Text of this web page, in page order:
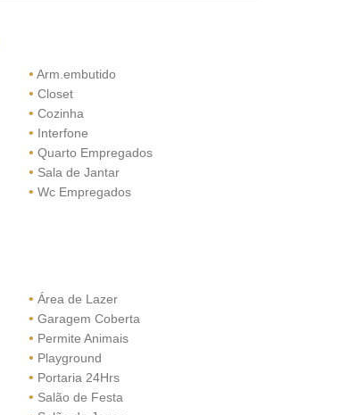
• Arm.embutido
• Closet
• Cozinha
• Interfone
• Quarto Empregados
• Sala de Jantar
• Wc Empregados
• Área de Lazer
• Garagem Coberta
• Permite Animais
• Playground
• Portaria 24Hrs
• Salão de Festa